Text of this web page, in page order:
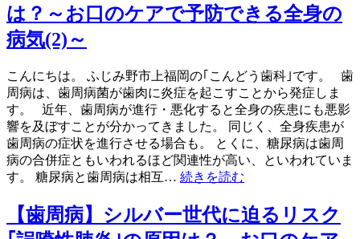
は？～お口のケアで予防できる全身の
病気(2)～
こんにちは。 ふじみ野市上福岡の｢こんどう歯科｣です。 歯
周病は、歯周病菌が歯肉に炎症を起こすことから発症しま
す。 近年、歯周病が進行・悪化すると全身の疾患にも悪影
響を及ぼすことが分かってきました。 同じく、全身疾患が
歯周病の症状を進行させる場合も。 とくに、糖尿病は歯周
病の合併症ともいわれるほど関連性が高い、といわれていま
す。 糖尿病と歯周病は相互… 続きを読む
【歯周病】シルバー世代に迫るリスク